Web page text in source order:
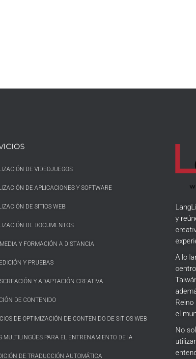
DE VIDEOJUEGOS
DE APLICACIONES Y SOFTWARE
DE SITIOS WEB
DE DOCUMENTOS
Y FORMACIÓN A DISTANCIA
Y PRUEBAS
Y ADAPTACIÓN CREATIVA
DE CONTENIDO
DE OPTIMIZACIÓN DE CONTENIDO DE SITIOS WEB
MULTILINGÜES PARA EL ENTRENAMIENTO DE IA
DE TRADUCCIÓN AUTOMÁTICA
y
A lo
el
No